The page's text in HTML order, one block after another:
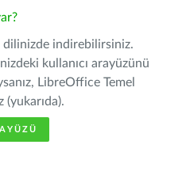
indirebilirsiniz.
kullanıcı arayüzünü
LibreOffice Temel
(yukarıda).